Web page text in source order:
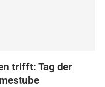
trifft: Tag der